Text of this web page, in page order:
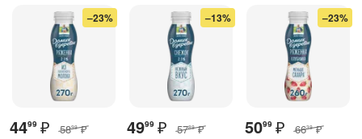
–23%
4499 ₽ 5899 ₽
–13%
4999 ₽ 5789 ₽
–23%
5099 ₽ 6639 ₽